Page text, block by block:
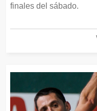
finales del sábado.